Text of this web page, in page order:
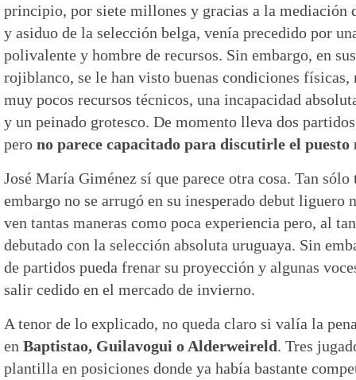
principio, por siete millones y gracias a la
y asiduo de la selección belga, venía precedido por
polivalente y hombre de recursos. Sin embargo, en
rojiblanco, se le han visto buenas condiciones
muy pocos recursos técnicos, una incapacidad
y un peinado grotesco. De momento lleva dos
pero no parece capacitado para discutirle el
José María Giménez sí que parece otra cosa. Tan
embargo no se arrugó en su inesperado debut liguero
ven tantas maneras como poca experiencia pero, al
debutado con la selección absoluta uruguaya. Sin
de partidos pueda frenar su proyección y algunas
salir cedido en el mercado de invierno.
A tenor de lo explicado, no queda claro si valía la
en Baptistao, Guilavogui o Alderweireld. Tres
plantilla en posiciones donde ya había bastante